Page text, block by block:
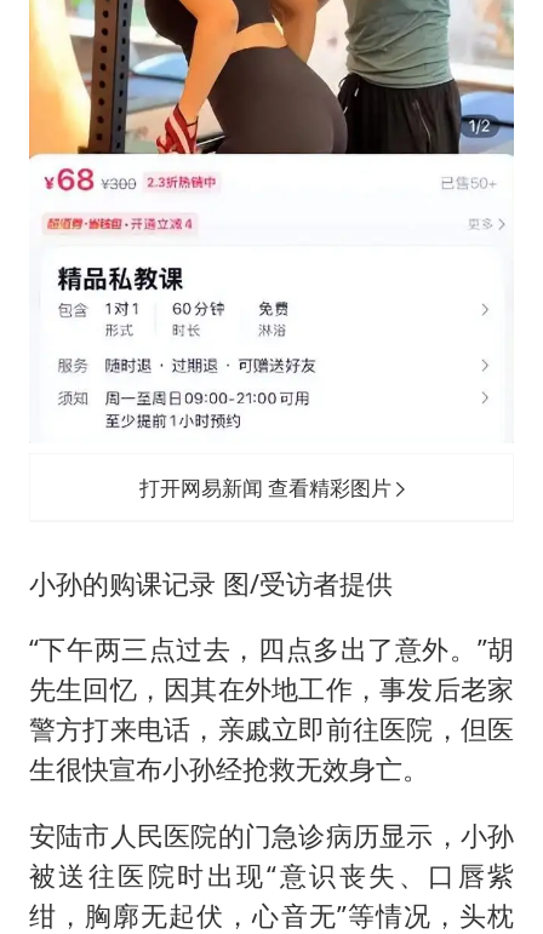
打开网易新闻 查看精彩图片
小孙的购课记录 图/受访者提供
“下午两三点过去，四点多出了意外。”胡
先生回忆，因其在外地工作，事发后老家
警方打来电话，亲戚立即前往医院，但医
生很快宣布小孙经抢救无效身亡。
安陆市人民医院的门急诊病历显示，小孙
被送往医院时出现“意识丧失、口唇紫
绀，胸廓无起伏，心音无”等情况，头枕